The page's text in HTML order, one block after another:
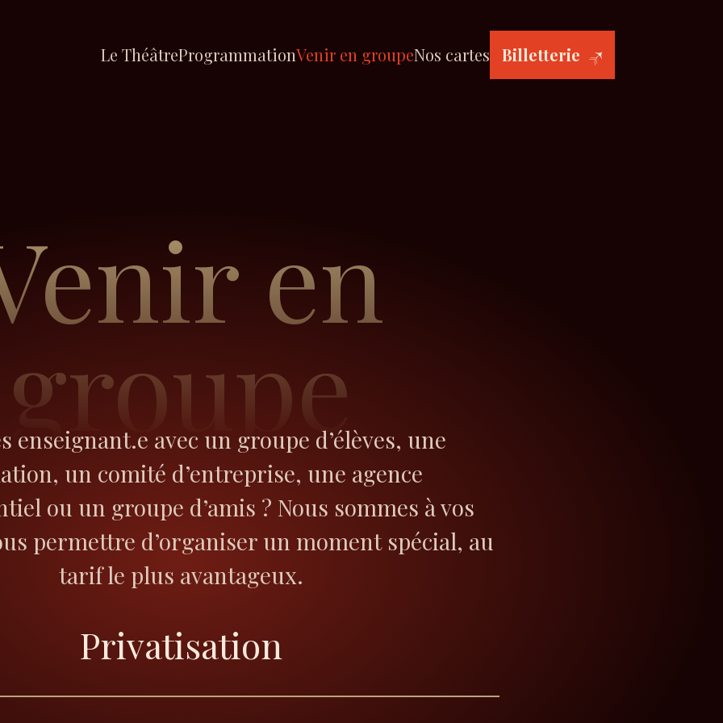
Le ThéâtreProgrammationVenir en groupeNos cartes Billetterie
en
groupe
enseignant.e avec un groupe d’élèves, une
un comité d’entreprise, une agence
ou un groupe d’amis ? Nous sommes à vos
permettre d’organiser un moment spécial, au
tarif le plus avantageux.
Privatisation